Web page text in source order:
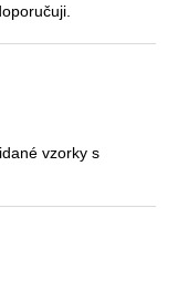
vzorky s